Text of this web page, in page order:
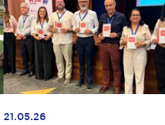
21.05.26